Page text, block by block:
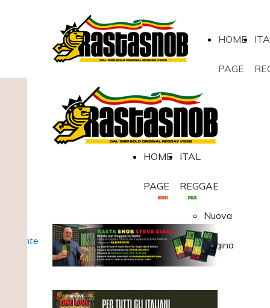
HOME
PAGE
HOME
PAGE
ITAL
REGGAE
Nuova
Pagina
Pulsante